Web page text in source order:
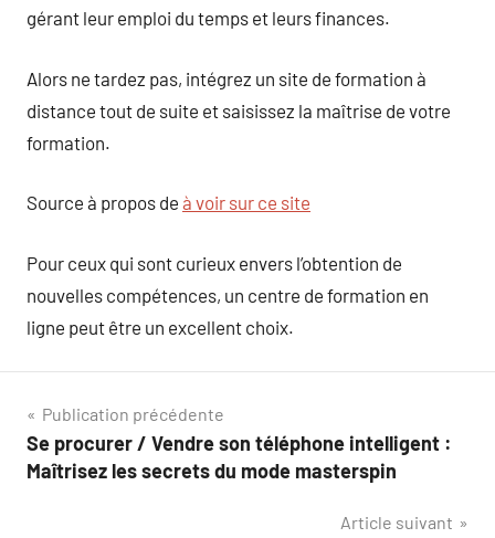
gérant leur emploi du temps et leurs finances.
Alors ne tardez pas, intégrez un site de formation à
distance tout de suite et saisissez la maîtrise de votre
formation.
Source à propos de à voir sur ce site
Pour ceux qui sont curieux envers l’obtention de
nouvelles compétences, un centre de formation en
ligne peut être un excellent choix.
Navigation
de
Publication précédente
Se procurer / Vendre son téléphone intelligent :
Maîtrisez les secrets du mode masterspin
Article suivant